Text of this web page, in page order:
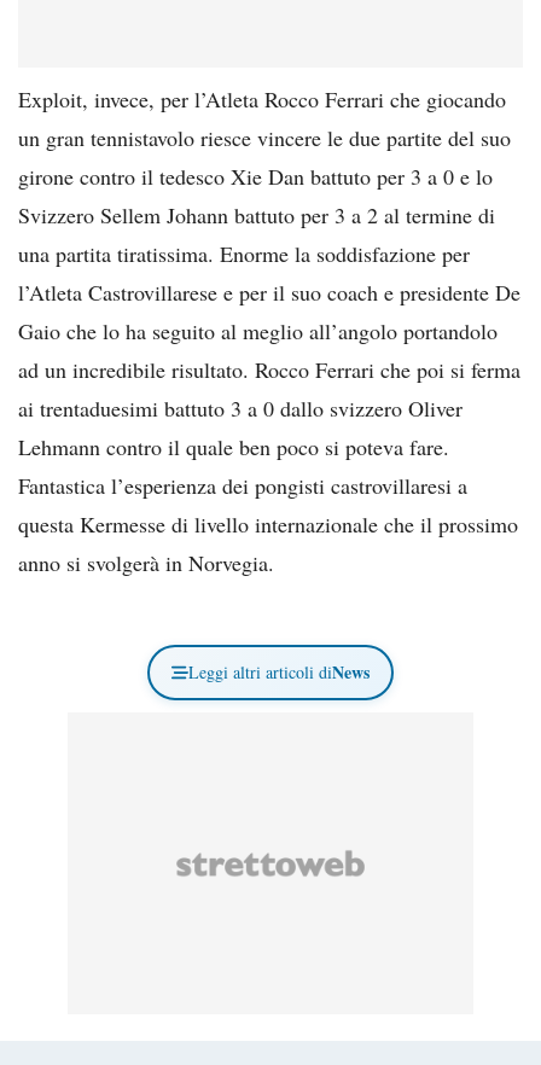
Exploit, invece, per l’Atleta Rocco Ferrari che giocando
un gran tennistavolo riesce vincere le due partite del suo
girone contro il tedesco Xie Dan battuto per 3 a 0 e lo
Svizzero Sellem Johann battuto per 3 a 2 al termine di
una partita tiratissima. Enorme la soddisfazione per
l’Atleta Castrovillarese e per il suo coach e presidente De
Gaio che lo ha seguito al meglio all’angolo portandolo
ad un incredibile risultato. Rocco Ferrari che poi si ferma
ai trentaduesimi battuto 3 a 0 dallo svizzero Oliver
Lehmann contro il quale ben poco si poteva fare.
Fantastica l’esperienza dei pongisti castrovillaresi a
questa Kermesse di livello internazionale che il prossimo
anno si svolgerà in Norvegia.
Leggi altri articoli diNews